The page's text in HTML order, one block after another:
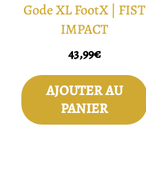
Gode XL FootX | FIST
IMPACT
43,99€
AJOUTER AU
PANIER